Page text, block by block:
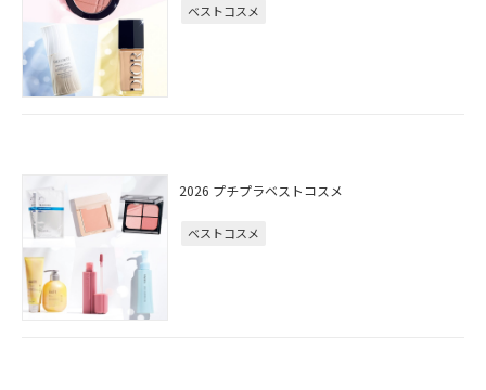
ベストコスメ
2026 プチプラベストコスメ
ベストコスメ